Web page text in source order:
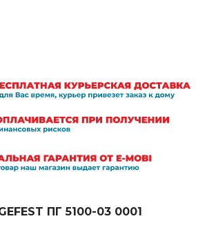
ПГ 5100-03 0001